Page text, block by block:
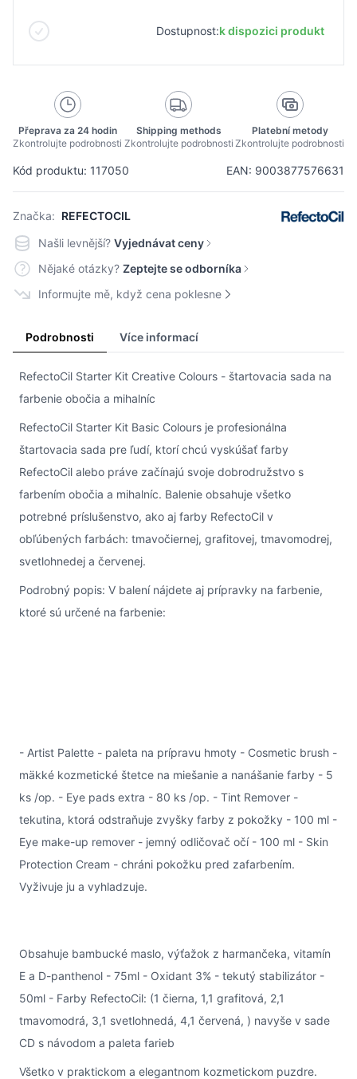
Kód produktu: 117050 EAN: 9003877576631
Značka: REFECTOCIL
Dostupnost:k dispozici produkt
Přeprava za 24 hodin
Zkontrolujte podrobnosti
Shipping methods
Zkontrolujte podrobnosti
Platební metody
Zkontrolujte podrobnosti
Našli levnější? Vyjednávat ceny
Nějaké otázky? Zeptejte se odborníka
Informujte mě, když cena poklesne
Podrobnosti Více informací
RefectoCil Starter Kit Creative Colours - štartovacia sada na
farbenie obočia a mihalníc
RefectoCil Starter Kit Basic Colours je profesionálna
štartovacia sada pre ľudí, ktorí chcú vyskúšať farby
RefectoCil alebo práve začínajú svoje dobrodružstvo s
farbením obočia a mihalníc. Balenie obsahuje všetko
potrebné príslušenstvo, ako aj farby RefectoCil v
obľúbených farbách: tmavočiernej, grafitovej, tmavomodrej,
svetlohnedej a červenej.
Podrobný popis: V balení nájdete aj prípravky na farbenie,
ktoré sú určené na farbenie:
- Artist Palette - paleta na prípravu hmoty - Cosmetic brush -
mäkké kozmetické štetce na miešanie a nanášanie farby - 5
ks /op. - Eye pads extra - 80 ks /op. - Tint Remover -
tekutina, ktorá odstraňuje zvyšky farby z pokožky - 100 ml -
Eye make-up remover - jemný odličovač očí - 100 ml - Skin
Protection Cream - chráni pokožku pred zafarbením.
Vyživuje ju a vyhladzuje.
Obsahuje bambucké maslo, výťažok z harmančeka, vitamín
E a D-panthenol - 75ml - Oxidant 3% - tekutý stabilizátor -
50ml - Farby RefectoCil: (1 čierna, 1,1 grafitová, 2,1
tmavomodrá, 3,1 svetlohnedá, 4,1 červená, ) navyše v sade
CD s návodom a paleta farieb
Všetko v praktickom a elegantnom kozmetickom puzdre.